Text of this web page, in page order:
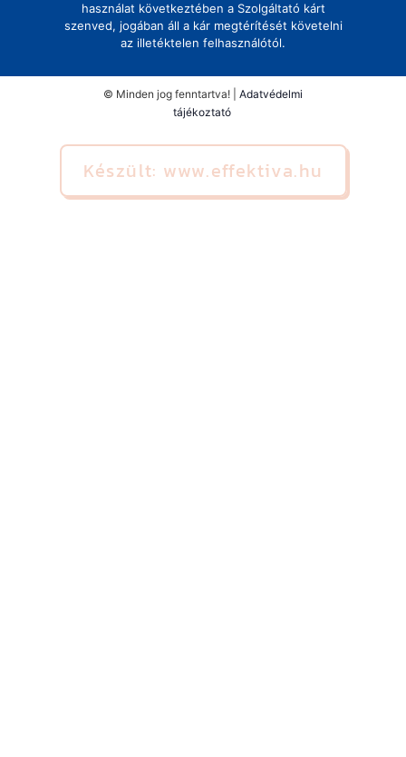
használat következtében a Szolgáltató kárt
szenved, jogában áll a kár megtérítését követelni
az illetéktelen felhasználótól.
© Minden jog fenntartva! | Adatvédelmi
tájékoztató
Készült: www.effektiva.hu